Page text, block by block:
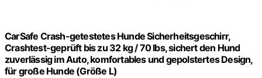
CarSafe Crash-getestetes Hunde Sicherheitsgeschirr,
Crashtest-geprüft bis zu 32 kg / 70 lbs, sichert den Hund
zuverlässig im Auto, komfortables und gepolstertes Design,
für große Hunde (Größe L)